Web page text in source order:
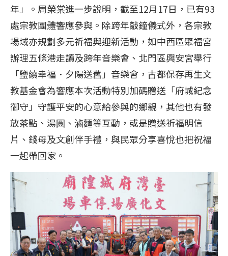
年」。周榮棠進一步說明，截至12月17日，已有93
處宗教團體響應參與。除跨年敲鐘儀式外，各宗教
場域亦規劃多元祈福與迎新活動，如中西區聚福宮
辦理五條港走讀及跨年音樂會、北門區興安宮舉行
「鹽續幸福．夕陽送舊」音樂會，古都保存再生文
教基金會為響應本次活動特別加碼贈送「府城紀念
御守」守護平安的心意給參與的鄉親，其他也有發
放茶點、湯圓、滷麵等互動，或是贈送祈福明信
片、錢母及文創伴手禮，與民眾分享喜悅也把祝福
一起帶回家。